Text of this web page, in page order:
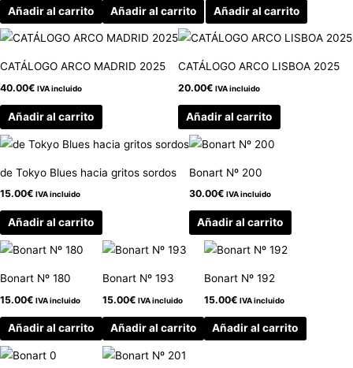
Añadir al carrito Añadir al carrito Añadir al carrito
CATÁLOGO ARCO MADRID 2025
40.00€ IVA incluido
Añadir al carrito
CATÁLOGO ARCO LISBOA 2025
20.00€ IVA incluido
Añadir al carrito
de Tokyo Blues hacia gritos sordos
15.00€ IVA incluido
Añadir al carrito
Bonart Nº 200
30.00€ IVA incluido
Añadir al carrito
Bonart Nº 180
15.00€ IVA incluido
Añadir al carrito
Bonart Nº 193
15.00€ IVA incluido
Añadir al carrito
Bonart Nº 192
15.00€ IVA incluido
Añadir al carrito